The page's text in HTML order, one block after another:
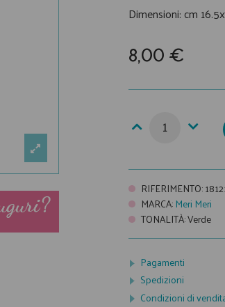
Dimensioni: cm
8,00 €
RIFERIMENTO:
MARCA:Meri Meri
TONALITÀ:Verde
Pagamenti
Spedizioni
Condizioni di